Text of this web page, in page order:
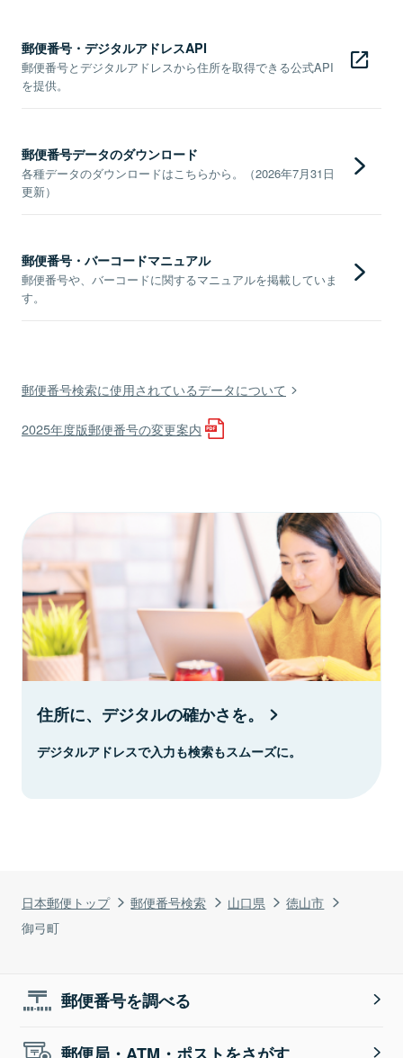
日本郵便トップ 郵便番号検索 山口県
徳山市
御弓町
郵便番号・デジタルアドレスAPI
郵便番号とデジタルアドレスから住所を取得できる公式API
を提供。
郵便番号データのダウンロード
各種データのダウンロードはこちらから。（2026年7月31日
更新）
郵便番号・バーコードマニュアル
郵便番号や、バーコードに関するマニュアルを掲載していま
す。
郵便番号検索に使用されているデータについて
2025年度版郵便番号の変更案内
住所に、デジタルの確かさを。
デジタルアドレスで入力も検索もスムーズに。
郵便番号を調べる
郵便局・ATM・ポストをさがす